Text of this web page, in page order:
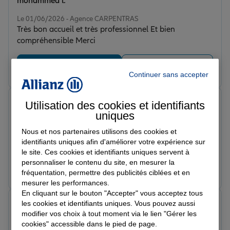
Le 01/06/2026 - Agence CARPENTRAS
Très bon accueil et très professionnel Et bien
compréhensible Merci
Note de 5 sur 5
Le 21/05/2026 - Agence CARPENTRAS
Super équipe, réactive, de bon conseil et très belle
agence , je recommande !
Robin C.
Prendre un RDV Voir l'agence
Note de 5 sur 5
Le 24/04/2026 - Agence CARPENTRAS
Adri
Continuer sans accepter
Utilisation des cookies et identifiants
uniques
Nous et nos partenaires utilisons des cookies et
identifiants uniques afin d'améliorer votre expérience sur
le site. Ces cookies et identifiants uniques servent à
personnaliser le contenu du site, en mesurer la
fréquentation, permettre des publicités ciblées et en
mesurer les performances.
En cliquant sur le bouton "Accepter" vous acceptez tous
les cookies et identifiants uniques. Vous pouvez aussi
modifier vos choix à tout moment via le lien "Gérer les
cookies" accessible dans le pied de page.